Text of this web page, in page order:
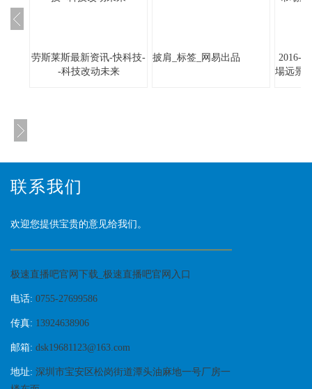
劳斯莱斯最新资讯-快科技-
-科技改动未来
披肩_标签_网易出品
2016-
場远景
联系我们
欢迎您提供宝贵的意见给我们。
极速直播吧官网下载_极速直播吧官网入口
电话: 0755-27699586
传真: 13924638906
邮箱: dsk19681123@163.com
地址: 深圳市宝安区松岗街道潭头油麻地一号厂房一